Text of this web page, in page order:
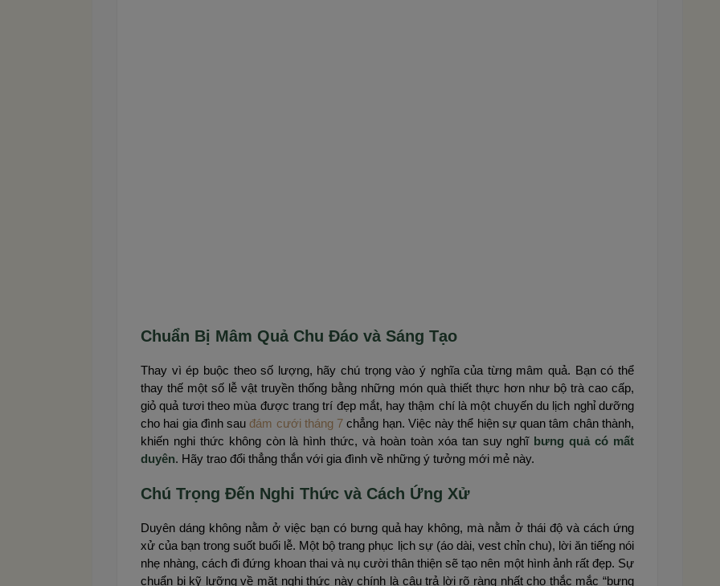
Chuẩn Bị Mâm Quả Chu Đáo và Sáng Tạo
Thay vì ép buộc theo số lượng, hãy chú trọng vào ý nghĩa của từng mâm quả. Bạn có thể
thay thế một số lễ vật truyền thống bằng những món quà thiết thực hơn như bộ trà cao cấp,
giỏ quả tươi theo mùa được trang trí đẹp mắt, hay thậm chí là một chuyến du lịch nghỉ dưỡng
cho hai gia đình sauđám cưới tháng 7 chẳng hạn. Việc này thể hiện sự quan tâm chân thành,
khiến nghi thức không còn là hình thức, và hoàn toàn xóa tan suy nghĩ bưng quả có mất
duyên. Hãy trao đổi thẳng thắn với gia đình về những ý tưởng mới mẻ này.
Chú Trọng Đến Nghi Thức và Cách Ứng Xử
Duyên dáng không nằm ở việc bạn có bưng quả hay không, mà nằm ở thái độ và cách ứng
xử của bạn trong suốt buổi lễ. Một bộ trang phục lịch sự (áo dài, vest chỉn chu), lời ăn tiếng nói
nhẹ nhàng, cách đi đứng khoan thai và nụ cười thân thiện sẽ tạo nên một hình ảnh rất đẹp. Sự
chuẩn bị kỹ lưỡng về mặt nghi thức này chính là câu trả lời rõ ràng nhất cho thắc mắc “bưng